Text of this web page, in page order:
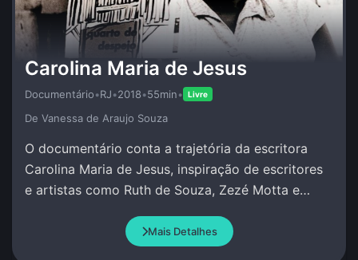
Carolina Maria de Jesus
Documentário•RJ•2018•55min• Livre
De Vanessa de Araujo Souza
O documentário conta a trajetória da escritora
Carolina Maria de Jesus, inspiração de escritores
e artistas como Ruth de Souza, Zezé Motta e
Mais Detalhes